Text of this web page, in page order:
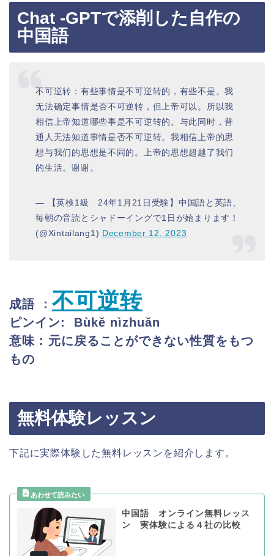
Chat -GPTで添削した自作の
中国語
不可逆转：有些事情是不可逆转的，有些不是。我
无法确定事情是否不可逆转，但上帝可以。所以我
相信上帝知道哪些事是不可逆转的。与此同时，普
通人无法知道事情是否不可逆转。我相信上帝的思
想与我们的思想是不同的。上帝的思想超越了我们
的生活。谢谢。
— 【英検1級 24年1月21日受験】中国語と英語、
毎朝の音読とシャドーイングで1日が始まります！
(@Xintailang1) December 12, 2023
成語 ： 不可逆转
ピンイン: Bùkě nìzhuǎn
意味 : 元に戻ることができない性質をもつ
もの
無料体験レッスン
下記に実際体験した無料レッスンを紹介します。
中国語 オンライン無料レッス
ン 実体験による４社の比較